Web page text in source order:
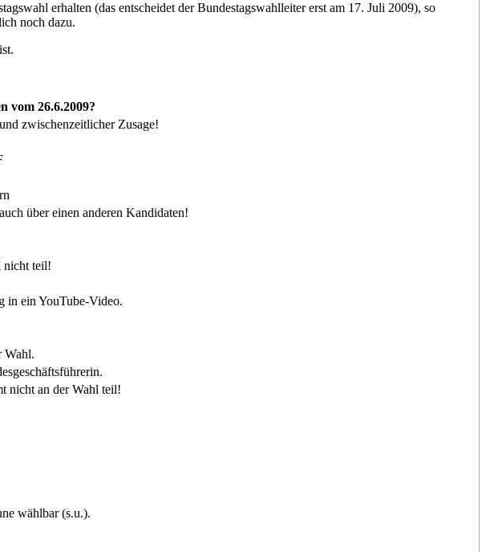
erhalten (das entscheidet der Bundestagswahlleiter erst am 17. Juli 2009), so
noch dazu.
vom 26.6.2009?
zwischenzeitlicher Zusage!
über einen anderen Kandidaten!
nicht teil!
in ein YouTube-Video.
Wahl.
nicht an der Wahl teil!
wählbar (s.u.).